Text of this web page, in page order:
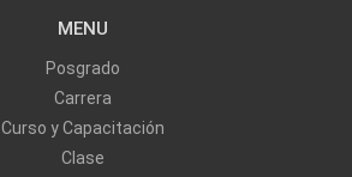
MENU
Posgrado
Carrera
Curso y Capacitación
Clase